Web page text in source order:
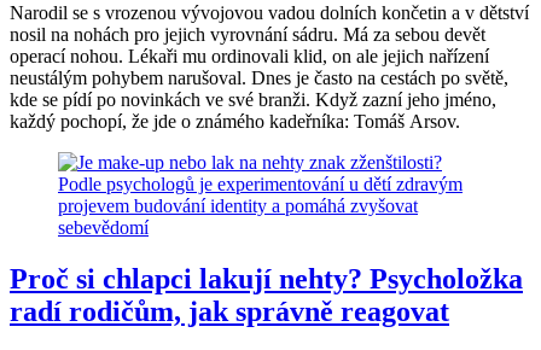
Narodil se s vrozenou vývojovou vadou dolních končetin a v dětství
nosil na nohách pro jejich vyrovnání sádru. Má za sebou devět
operací nohou. Lékaři mu ordinovali klid, on ale jejich nařízení
neustálým pohybem narušoval. Dnes je často na cestách po světě,
kde se pídí po novinkách ve své branži. Když zazní jeho jméno,
každý pochopí, že jde o známého kadeřníka: Tomáš Arsov.
Proč si chlapci lakují nehty? Psycholožka
radí rodičům, jak správně reagovat